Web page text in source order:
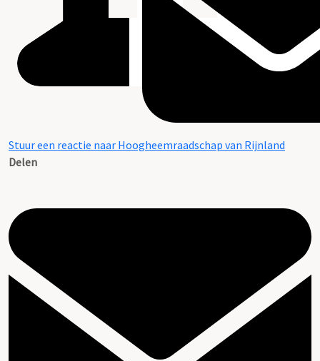
Stuur een reactie naar Hoogheemraadschap van Rijnland
Delen